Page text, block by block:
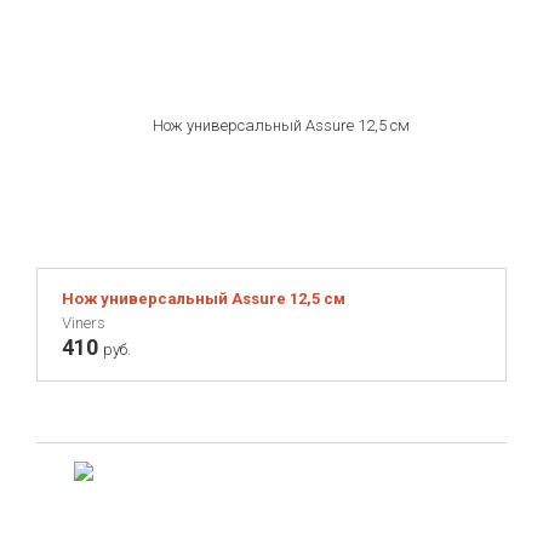
Нож универсальный Assure 12,5 см
Viners
410 руб.